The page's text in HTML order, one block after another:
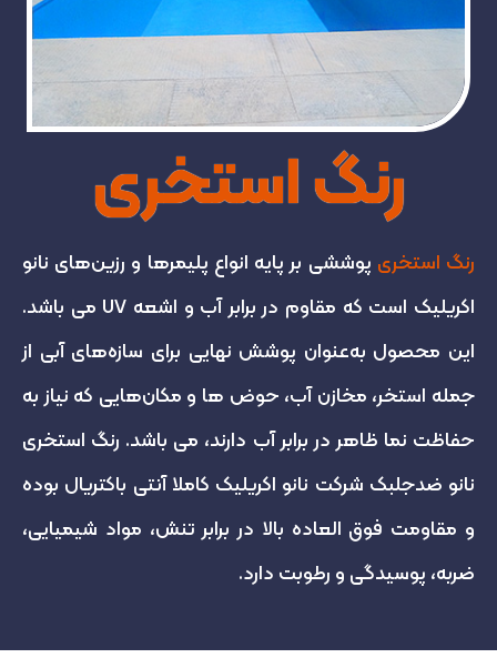
رنگ استخری
رنگ استخری پوششی بر پایه انواع پلیمرها و رزین‌های نانو
اکریلیک است که مقاوم در برابر آب و اشعه UV می باشد.
این محصول به‌عنوان پوشش نهایی برای سازه‌های آبی از
جمله استخر، مخازن آب، حوض ها و مکان‌هایی که نیاز به
حفاظت نما ظاهر در برابر آب دارند، می باشد. رنگ استخری
نانو ضدجلبک شرکت نانو اکریلیک کاملا آنتی باکتریال بوده
و مقاومت فوق العاده بالا در برابر تنش، مواد شیمیایی،
ضربه، پوسیدگی و رطوبت دارد.